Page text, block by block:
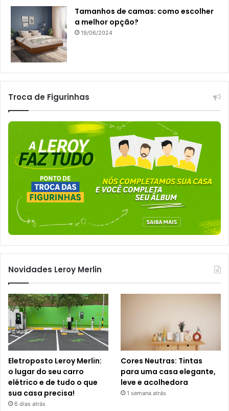
Tamanhos de camas: como escolher
a melhor opção?
19/06/2024
Troca de Figurinhas
Novidades Leroy Merlin
Eletroposto Leroy Merlin:
o lugar do seu carro
elétrico e de tudo o que
sua casa precisa!
6 dias atrás
Cores Neutras: Tintas
para uma casa elegante,
leve e acolhedora
1 semana atrás